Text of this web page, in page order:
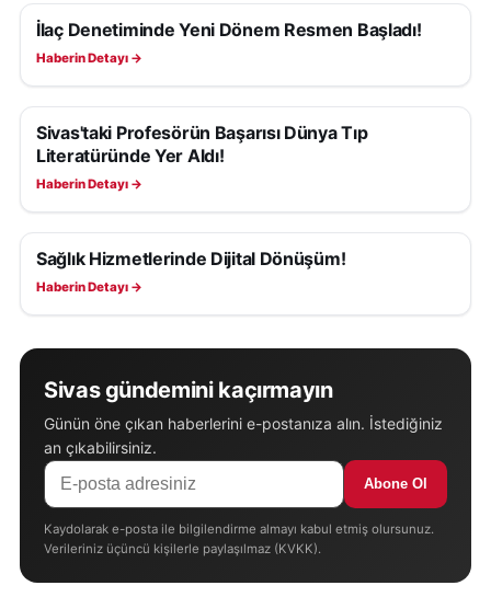
SAĞLIK
İlaç Denetiminde Yeni Dönem Resmen Başladı!
Haberin Detayı →
SAĞLIK
Sivas'taki Profesörün Başarısı Dünya Tıp
Literatüründe Yer Aldı!
Haberin Detayı →
SAĞLIK
Sağlık Hizmetlerinde Dijital Dönüşüm!
Haberin Detayı →
Sivas gündemini kaçırmayın
Günün öne çıkan haberlerini e-postanıza alın. İstediğiniz
an çıkabilirsiniz.
Abone Ol
Kaydolarak e-posta ile bilgilendirme almayı kabul etmiş olursunuz.
Verileriniz üçüncü kişilerle paylaşılmaz (KVKK).